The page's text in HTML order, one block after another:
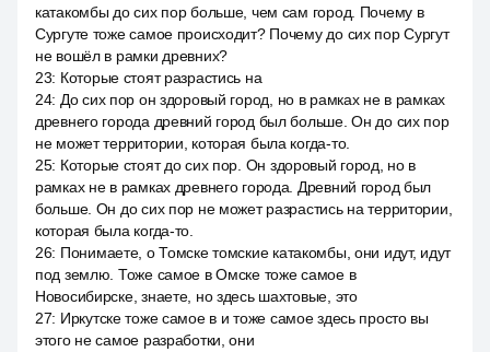
катакомбы до сих пор больше, чем сам город. Почему в
Сургуте тоже самое происходит? Почему до сих пор Сургут
не вошёл в рамки древних?
23: Которые стоят разрастись на
24: До сих пор он здоровый город, но в рамках не в рамках
древнего города древний город был больше. Он до сих пор
не может территории, которая была когда-то.
25: Которые стоят до сих пор. Он здоровый город, но в
рамках не в рамках древнего города. Древний город был
больше. Он до сих пор не может разрастись на территории,
которая была когда-то.
26: Понимаете, о Томске томские катакомбы, они идут, идут
под землю. Тоже самое в Омске тоже самое в
Новосибирске, знаете, но здесь шахтовые, это
27: Иркутске тоже самое в и тоже самое здесь просто вы
этого не самое разработки, они